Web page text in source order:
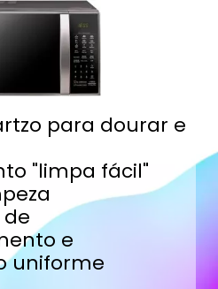
para dourar e
"limpa fácil"
e
uniforme